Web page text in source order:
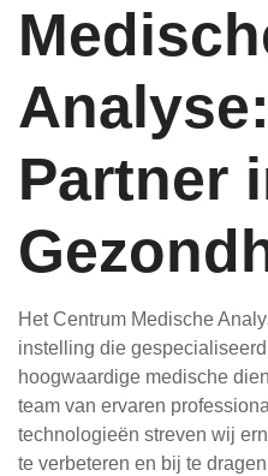
Partner
Het Centrum Medische
instelling die
hoogwaardige medische
team van ervaren
technologieën streven wij
te verbeteren en bij te